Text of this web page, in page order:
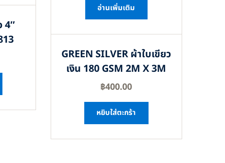
4″
อ่านเพิ่มเติม
GREEN SILVER ผ้าใบเขียว
เงิน 180 GSM 2M X 3M
฿400.00
หยิบใส่ตะกร้า